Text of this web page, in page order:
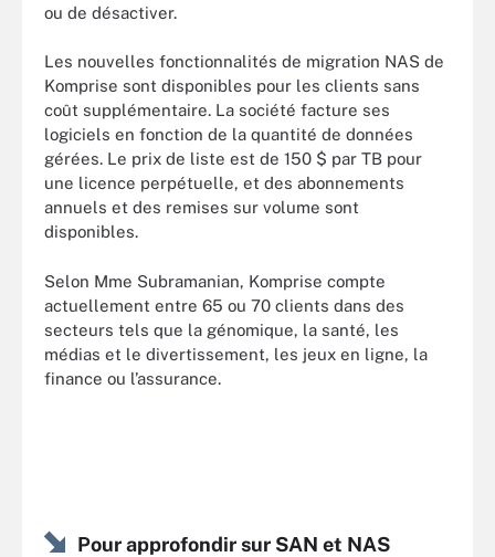
ou de désactiver.
Les nouvelles fonctionnalités de migration NAS de
Komprise sont disponibles pour les clients sans
coût supplémentaire. La société facture ses
logiciels en fonction de la quantité de données
gérées. Le prix de liste est de 150 $ par TB pour
une licence perpétuelle, et des abonnements
annuels et des remises sur volume sont
disponibles.
Selon Mme Subramanian, Komprise compte
actuellement entre 65 ou 70 clients dans des
secteurs tels que la génomique, la santé, les
médias et le divertissement, les jeux en ligne, la
finance ou l’assurance.
Pour approfondir sur SAN et NAS